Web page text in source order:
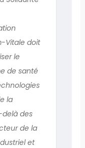
Vitale doit
le
de santé
la
des
de la
et